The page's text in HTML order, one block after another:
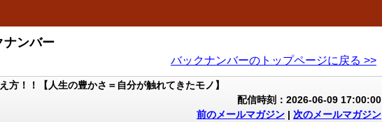
ナンバー
バックナンバーのトップページに戻る >>
方！！【人生の豊かさ＝自分が触れてきたモノ】
配信時刻：2026-06-09 17:00:00
前のメールマガジン | 次のメールマガジン